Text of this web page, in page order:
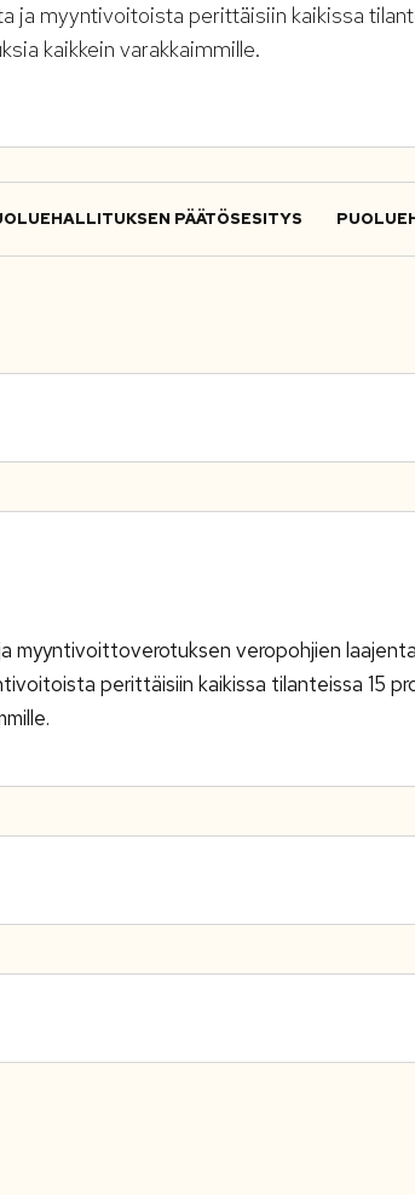
ja myyntivoitoista perittäisiin kaikissa
kaikkein varakkaimmille.
PÄÄTÖSESITYS
veropohjien
perittäisiin kaikissa tilanteissa 15